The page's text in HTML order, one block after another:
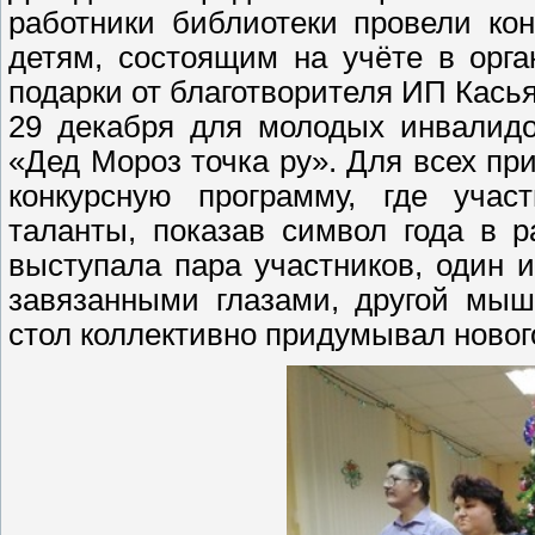
работники библиотеки провели
детям, состоящим на учёте в
подарки от благотворителя ИП
29 декабря для молодых
«Дед Мороз точка ру». Для всех
конкурсную программу, где
таланты, показав символ года в
выступала пара участников, один
завязанными глазами, другой
стол коллективно придумывал